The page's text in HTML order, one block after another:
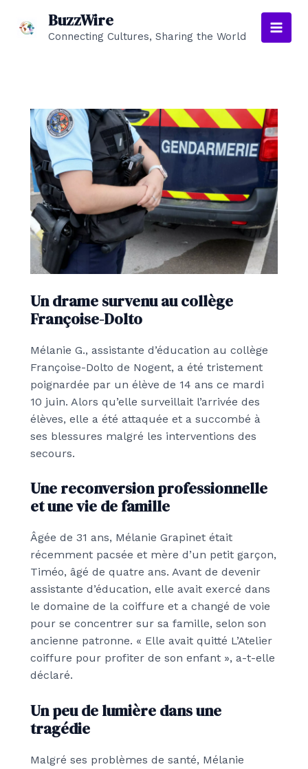
BuzzWire
Connecting Cultures, Sharing the World
Main
Un drame survenu au collège
Françoise-Dolto
Mélanie G., assistante d’éducation au collège
Françoise-Dolto de Nogent, a été tristement
poignardée par un élève de 14 ans ce mardi
10 juin. Alors qu’elle surveillait l’arrivée des
élèves, elle a été attaquée et a succombé à
ses blessures malgré les interventions des
secours.
Une reconversion professionnelle
et une vie de famille
Âgée de 31 ans, Mélanie Grapinet était
récemment pacsée et mère d’un petit garçon,
Timéo, âgé de quatre ans. Avant de devenir
assistante d’éducation, elle avait exercé dans
le domaine de la coiffure et a changé de voie
pour se concentrer sur sa famille, selon son
ancienne patronne. « Elle avait quitté L’Atelier
coiffure pour profiter de son enfant », a-t-elle
déclaré.
Un peu de lumière dans une
tragédie
Malgré ses problèmes de santé, Mélanie